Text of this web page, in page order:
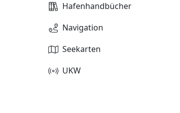
Hafenhandbücher
Navigation
Seekarten
UKW